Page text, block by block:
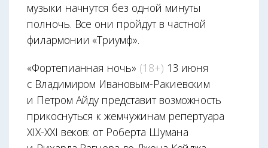
музыки начнутся без одной минуты
полночь. Все они пройдут в частной
филармонии «Триумф».
«Фортепианная ночь» (18+) 13 июня
с Владимиром Ивановым-Ракиевским
и Петром Айду представит возможность
прикоснуться к жемчужинам репертуара
XIX-XXI веков: от Роберта Шумана